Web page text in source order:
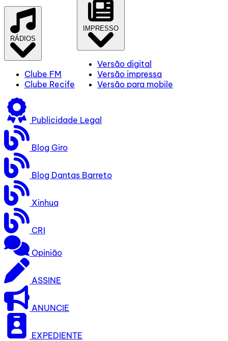
RÁDIOS
Clube FM
Clube Recife
IMPRESSO
Versão digital
Versão impressa
Versão para mobile
Publicidade Legal
Blog Giro
Blog Dantas Barreto
Xinhua
CRI
Opinião
ASSINE
ANUNCIE
EXPEDIENTE